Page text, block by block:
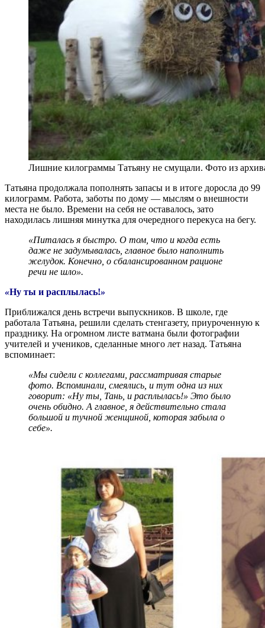
Лишние килограммы Татьяну не смущали. Фото из
Татьяна продолжала пополнять запасы и в итоге доросла до 99
килограмм. Работа, заботы по дому — мыслям о внешности
места не было. Времени на себя не оставалось, зато
находилась лишняя минутка для очередного перекуса на бегу.
«Питалась я быстро. О том, что и когда есть
даже не задумывалась, главное было наполнить
желудок. Конечно, о сбалансированном рационе
речи не шло».
«Ну ты и расплылась!»
Приближался день встречи выпускников. В школе, где
работала Татьяна, решили сделать стенгазету, приуроченную к
празднику. На огромном листе ватмана были фотографии
учителей и учеников, сделанные много лет назад. Татьяна
вспоминает:
«Мы сидели с коллегами, рассматривая старые
фото. Вспоминали, смеялись, и тут одна из них
говорит: «Ну ты, Тань, и расплылась!» Это было
очень обидно. А главное, я действительно стала
большой и тучной женщиной, которая забыла о
себе».